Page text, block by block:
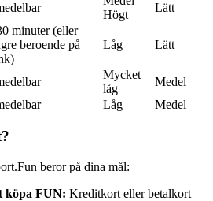
Högt
Lätt
minuter (eller
beroende på
Låg Lätt
Mycket
låg
Medel
Låg Medel
beror på dina mål:
köpa FUN: Kreditkort eller betalkort